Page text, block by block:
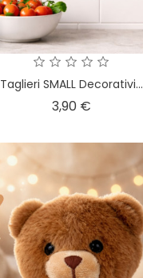
Taglieri SMALL Decorativi...
3,90 €Prezzo